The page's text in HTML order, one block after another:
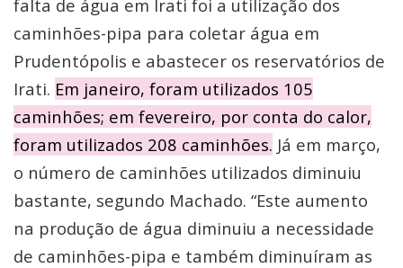
falta de água em Irati foi a utilização dos
caminhões-pipa para coletar água em
Prudentópolis e abastecer os reservatórios de
Irati. Em janeiro, foram utilizados 105
caminhões; em fevereiro, por conta do calor,
foram utilizados 208 caminhões. Já em março,
o número de caminhões utilizados diminuiu
bastante, segundo Machado. “Este aumento
na produção de água diminuiu a necessidade
de caminhões-pipa e também diminuíram as